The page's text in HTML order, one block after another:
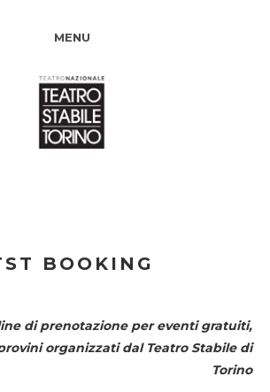
MENU
BOOKING
di prenotazione per eventi gratuiti,
organizzati dal Teatro Stabile di
Torino